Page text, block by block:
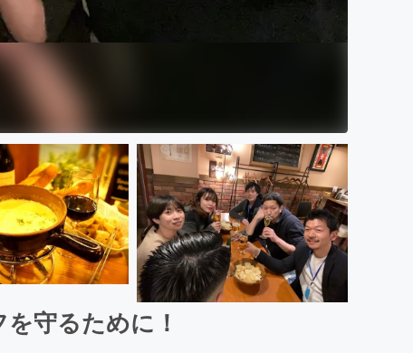
守るために！